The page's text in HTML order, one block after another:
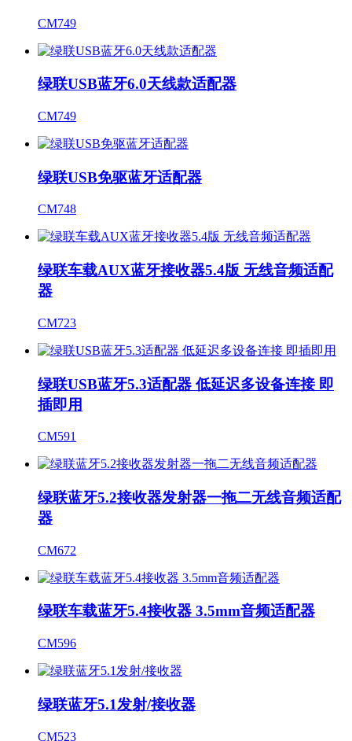
CM749
绿联USB蓝牙6.0天线款适配器
CM749
绿联USB免驱蓝牙适配器
CM748
绿联车载AUX蓝牙接收器5.4版 无线音频适配
器
CM723
绿联USB蓝牙5.3适配器 低延迟多设备连接 即
插即用
CM591
绿联蓝牙5.2接收器发射器一拖二无线音频适配
器
CM672
绿联车载蓝牙5.4接收器 3.5mm音频适配器
CM596
绿联蓝牙5.1发射/接收器
CM523